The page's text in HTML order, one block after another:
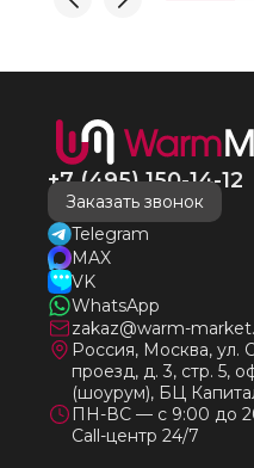
много-много лет)
+7 (495) 150-14-12
Заказать звонок
Telegram
MAX
VK
WhatsApp
zakaz@warm-
Россия, Москва, ул.
проезд, д. 3, стр. 5,
(шоурум), БЦ
ПН-ВС — с 9:00 до
Call-центр 24/7